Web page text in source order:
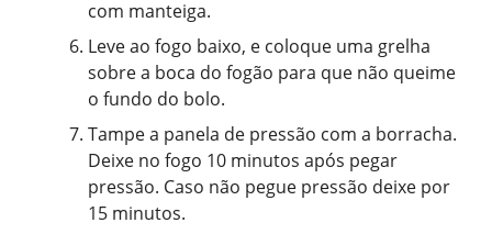
com manteiga.
Leve ao fogo baixo, e coloque uma grelha
sobre a boca do fogão para que não queime
o fundo do bolo.
Tampe a panela de pressão com a borracha.
Deixe no fogo 10 minutos após pegar
pressão. Caso não pegue pressão deixe por
15 minutos.